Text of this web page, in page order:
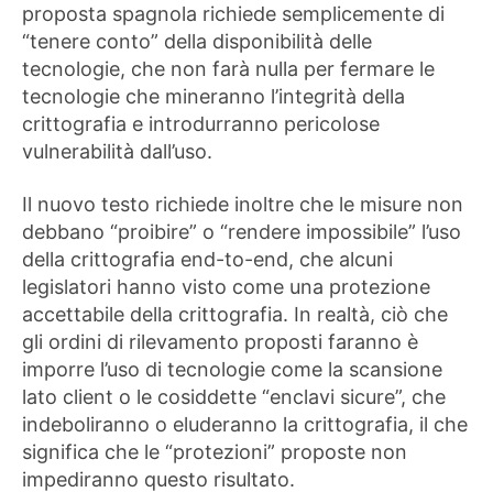
proposta spagnola richiede semplicemente di
“tenere conto” della disponibilità delle
tecnologie, che non farà nulla per fermare le
tecnologie che mineranno l’integrità della
crittografia e introdurranno pericolose
vulnerabilità dall’uso.
Il nuovo testo richiede inoltre che le misure non
debbano “proibire” o “rendere impossibile” l’uso
della crittografia end-to-end, che alcuni
legislatori hanno visto come una protezione
accettabile della crittografia. In realtà, ciò che
gli ordini di rilevamento proposti faranno è
imporre l’uso di tecnologie come la scansione
lato client o le cosiddette “enclavi sicure”, che
indeboliranno o eluderanno la crittografia, il che
significa che le “protezioni” proposte non
impediranno questo risultato.